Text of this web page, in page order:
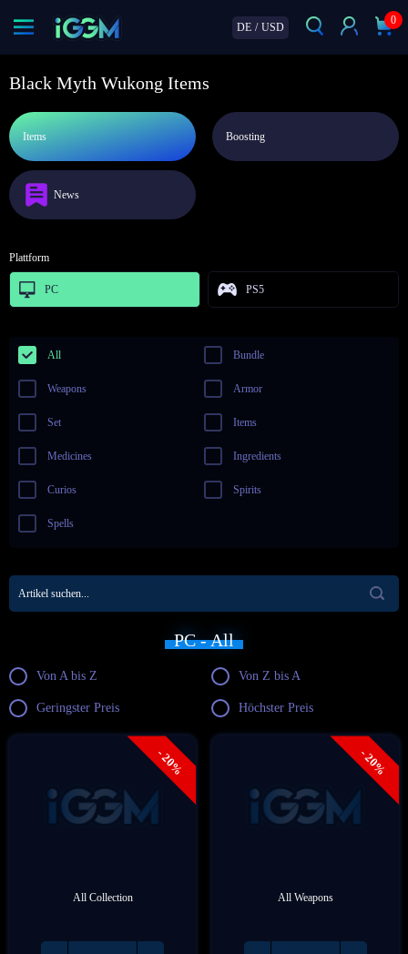
DE / USD
0
Black Myth Wukong Items
Items Boosting
News
Plattform
PC PS5
All Bundle
Weapons Armor
Set Items
Medicines Ingredients
Curios Spirits
Spells
PC - All
Von A bis Z Von Z bis A
Geringster Preis Höchster Preis
- 20%
All Collection
- 20%
All Weapons